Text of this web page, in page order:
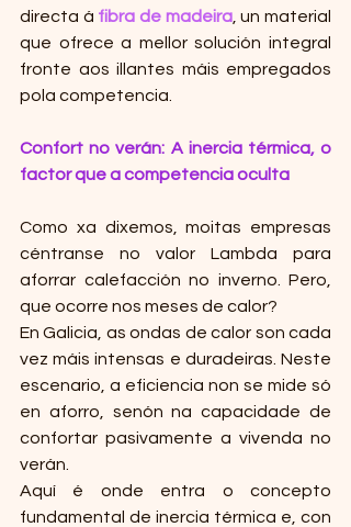
directa á fibra de madeira, un material
que ofrece a mellor solución integral
fronte aos illantes máis empregados
pola competencia.
Confort no verán: A inercia térmica, o
factor que a competencia oculta
Como xa dixemos, moitas empresas
céntranse no valor Lambda para
aforrar calefacción no inverno. Pero,
que ocorre nos meses de calor?
En Galicia, as ondas de calor son cada
vez máis intensas e duradeiras. Neste
escenario, a eficiencia non se mide só
en aforro, senón na capacidade de
confortar pasivamente a vivenda no
verán.
Aquí é onde entra o concepto
fundamental de inercia térmica e, con